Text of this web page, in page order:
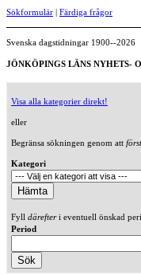
Sökformulär | Färdiga frågor
Svenska dagstidningar 1900--2026
JÖNKÖPINGS LÄNS NYHETS-
Visa alla kategorier direkt!
eller
Begränsa sökningen genom att först
Kategori
Fyll därefteri eventuell önskad
Period